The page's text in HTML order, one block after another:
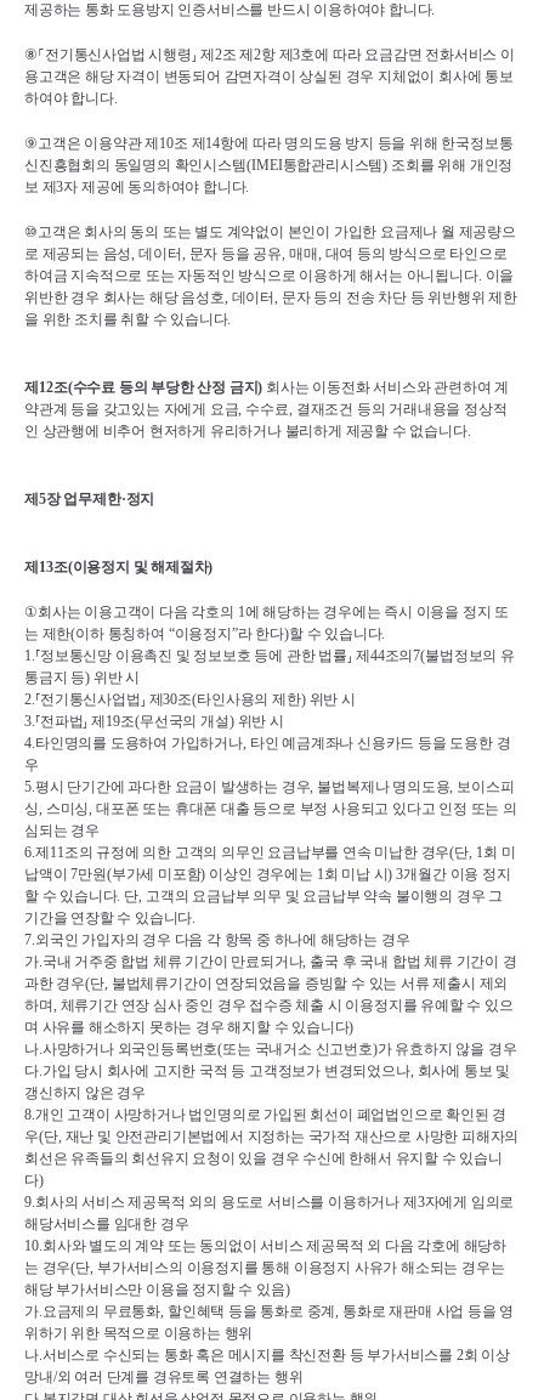
제공하는 통화 도용방지 인증서비스를 반드시 이용하여야 합니다.
⑧⸀전기통신사업법 시행령 ⸥ 제 2조 제2항 제3호에 따라 요금감면 전화서비스 이
용고객은 해당 자격이 변동되어 감면자격이 상실된 경우 지체없이 회사에 통보
하여야 합니다.
⑨고객은 이용약관 제 10조 제 14항에 따라 명의도용 방지 등을 위해 한국정보통
신진흥협회의 동일명의 확인시스템(IMEI통합관리시스템) 조회를 위해 개인정
보 제3자 제공에 동의하여야 합니다.
⑩고객은 회사의 동의 또는 별도 계약없이 본인이 가입한 요금제나 월 제공량으
로 제공되는 음성, 데이터, 문자 등을 공유, 매매, 대여 등의 방식으로 타인으로
하여금 지속적으로 또는 자동적인 방식으로 이용하게 해서는 아니됩니다. 이을
위반한 경우 회사는 해당 음성호, 데이터, 문자 등의 전송 차단 등 위반행위 제한
을 위한 조치를 취할 수 있습니다.
제 12조(수수료 등의 부당한 산정 금지) 회사는 이동전화 서비스와 관련하여 계
약관계 등을 갖고있는 자에게 요금, 수수료, 결재조건 등의 거래내용을 정상적
인 상관행에 비추어 현저하게 유리하거나 불리하게 제공할 수 없습니다.
제 5장 업무제한·정지
제 13조(이용정지 및 해제절차)
①회사는 이용고객이 다음 각호의 1에 해당하는 경우에는 즉시 이용을 정지 또
는 제한(이하 통칭하여 “이용정지 ”라 한다)할 수 있습니다.
1.⸢정보통신망 이용촉진 및 정보보호 등에 관한 법률 ⸥ 제 44조의7(불법정보의 유
통금지 등) 위반 시
2.⸢전기통신사업법 ⸥ 제30조(타인사용의 제한) 위반 시
3.⸢전파법 ⸥ 제 19조(무선국의 개설) 위반 시
4.타인명의를 도용하여 가입하거나, 타인 예금계좌나 신용카드 등을 도용한 경
우
5.평시 단기간에 과다한 요금이 발생하는 경우, 불법복제나 명의도용, 보이스피
싱, 스미싱, 대포폰 또는 휴대폰 대출 등으로 부정 사용되고 있다고 인정 또는 의
심되는 경우
6.제 11조의 규정에 의한 고객의 의무인 요금납부를 연속 미납한 경우(단, 1회 미
납액이 7만원(부가세 미포함) 이상인 경우에는 1회 미납 시) 3개월간 이용 정지
할 수 있습니다. 단, 고객의 요금납부 의무 및 요금납부 약속 불이행의 경우 그
기간을 연장할 수 있습니다.
7.외국인 가입자의 경우 다음 각 항목 중 하나에 해당하는 경우
가.국내 거주중 합법 체류 기간이 만료되거나, 출국 후 국내 합법 체류 기간이 경
과한 경우(단, 불법체류기간이 연장되었음을 증빙할 수 있는 서류 제출시 제외
하며, 체류기간 연장 심사 중인 경우 접수증 체출 시 이용정지를 유예할 수 있으
며 사유를 해소하지 못하는 경우 해지할 수 있습니다)
나.사망하거나 외국인등록번호(또는 국내거소 신고번호)가 유효하지 않을 경우
다.가입 당시 회사에 고지한 국적 등 고객정보가 변경되었으나, 회사에 통보 및
갱신하지 않은 경우
8.개인 고객이 사망하거나 법인명의로 가입된 회선이 폐업법인으로 확인된 경
우(단, 재난 및 안전관리기본법에서 지정하는 국가적 재산으로 사망한 피해자의
회선은 유족들의 회선유지 요청이 있을 경우 수신에 한해서 유지할 수 있습니
다)
9.회사의 서비스 제공목적 외의 용도로 서비스를 이용하거나 제 3자에게 임의로
해당서비스를 임대한 경우
10.회사와 별도의 계약 또는 동의없이 서비스 제공목적 외 다음 각호에 해당하
는 경우(단, 부가서비스의 이용정지를 통해 이용정지 사유가 해소되는 경우는
해당 부가서비스만 이용을 정지할 수 있음)
가.요금제의 무료통화, 할인혜택 등을 통화로 중계, 통화로 재판매 사업 등을 영
위하기 위한 목적으로 이용하는 행위
나.서비스로 수신되는 통화 혹은 메시지를 착신전환 등 부가서비스를 2회 이상
망내/외 여러 단계를 경유토록 연결하는 행위